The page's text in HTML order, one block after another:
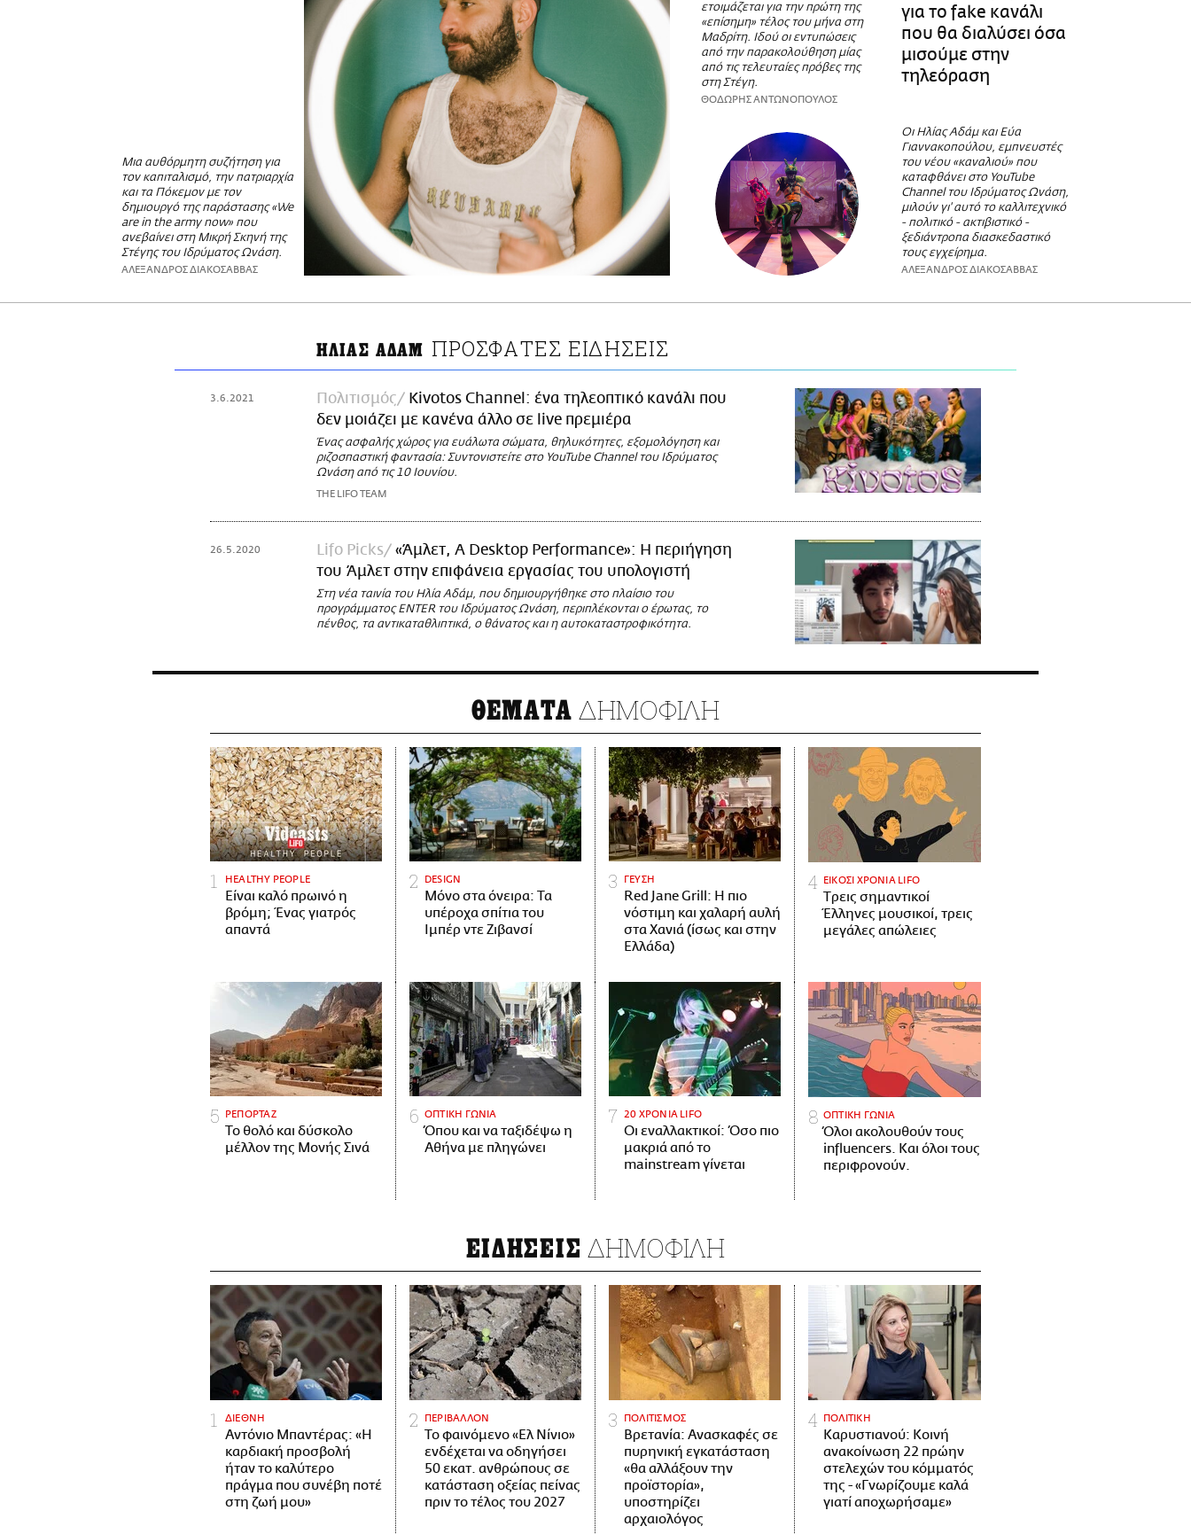
Μια αυθόρμητη συζήτηση για
τον καπιταλισμό, την πατριαρχία
και τα Πόκεμον με τον
δημιουργό της παράστασης «We
are in the army now» που
ανεβαίνει στη Μικρή Σκηνή της
Στέγης του Ιδρύματος Ωνάση.
ΑΛΕΞΑΝΔΡΟΣ ΔΙΑΚΟΣΑΒΒΑΣ
ετοιμάζεται για την πρώτη της
«επίσημη» τέλος του μήνα στη
Μαδρίτη. Ιδού οι εντυπώσεις
από την παρακολούθηση μίας
από τις τελευταίες πρόβες της
στη Στέγη.
ΘΟΔΩΡΗΣ ΑΝΤΩΝΟΠΟΥΛΟΣ
για το fake κανάλι
που θα διαλύσει όσα
μισούμε στην
τηλεόραση
Οι Ηλίας Αδάμ και Εύα
Γιαννακοπούλου, εμπνευστές
του νέου «καναλιού» που
καταφθάνει στο YouTube
Channel του Ιδρύματος Ωνάση,
μιλούν γι' αυτό το καλλιτεχνικό
- πολιτικό - ακτιβιστικό -
ξεδιάντροπα διασκεδαστικό
τους εγχείρημα.
ΑΛΕΞΑΝΔΡΟΣ ΔΙΑΚΟΣΑΒΒΑΣ
ΗΛΙΑΣ ΑΔΑΜ ΠΡΟΣΦΑΤΕΣ ΕΙΔΗΣΕΙΣ
3.6.2021 Πολιτισμός
Kivotos Channel: ένα τηλεοπτικό κανάλι που
δεν μοιάζει με κανένα άλλο σε live πρεμιέρα
Ένας ασφαλής χώρος για ευάλωτα σώματα, θηλυκότητες, εξομολόγηση και
ριζοσπαστική φαντασία: Συντονιστείτε στο YouTube Channel του Ιδρύματος
Ωνάση από τις 10 Ιουνίου.
THE LIFO TEAM
26.5.2020 Lifo Picks
«Άμλετ, A Desktop Performance»: Η περιήγηση
του Άμλετ στην επιφάνεια εργασίας του υπολογιστή
Στη νέα ταινία του Ηλία Αδάμ, που δημιουργήθηκε στο πλαίσιο του
προγράμματος ENTER του Ιδρύματος Ωνάση, περιπλέκονται ο έρωτας, το
πένθος, τα αντικαταθλιπτικά, ο θάνατος και η αυτοκαταστροφικότητα.
ΘΕΜΑΤΑ ΔΗΜΟΦΙΛΗ
HEALTHY PEOPLE
Είναι καλό πρωινό η
βρόμη; Ένας γιατρός
απαντά
DESIGN
Μόνο στα όνειρα: Τα
υπέροχα σπίτια του
Ιμπέρ ντε Ζιβανσί
ΓΕΥΣΗ
Red Jane Grill: Η πιο
νόστιμη και χαλαρή αυλή
στα Χανιά (ίσως και στην
Ελλάδα)
ΕΙΚΟΣΙ ΧΡΟΝΙΑ LIFO
Tρεις σημαντικοί
Έλληνες μουσικοί, τρεις
μεγάλες απώλειες
ΡΕΠΟΡΤΑΖ
Το θολό και δύσκολο
μέλλον της Μονής Σινά
ΟΠΤΙΚΗ ΓΩΝΙΑ
Όπου και να ταξιδέψω η
Αθήνα με πληγώνει
20 ΧΡΟΝΙΑ LIFO
Οι εναλλακτικοί: Όσο πιο
μακριά από το
mainstream γίνεται
ΟΠΤΙΚΗ ΓΩΝΙΑ
Όλοι ακολουθούν τους
influencers. Και όλοι τους
περιφρονούν.
ΕΙΔΗΣΕΙΣ ΔΗΜΟΦΙΛΗ
ΔΙΕΘΝΗ
Αντόνιο Μπαντέρας: «Η
καρδιακή προσβολή
ήταν το καλύτερο
πράγμα που συνέβη ποτέ
στη ζωή μου»
ΠΕΡΙΒΑΛΛΟΝ
Το φαινόμενο «Ελ Νίνιο»
ενδέχεται να οδηγήσει
50 εκατ. ανθρώπους σε
κατάσταση οξείας πείνας
πριν το τέλος του 2027
ΠΟΛΙΤΙΣΜΟΣ
Βρετανία: Ανασκαφές σε
πυρηνική εγκατάσταση
«θα αλλάξουν την
προϊστορία»,
υποστηρίζει
αρχαιολόγος
ΠΟΛΙΤΙΚΗ
Καρυστιανού: Κοινή
ανακοίνωση 22 πρώην
στελεχών του κόμματός
της - «Γνωρίζουμε καλά
γιατί αποχωρήσαμε»